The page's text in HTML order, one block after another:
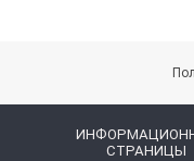
СТРАНИЦЫ